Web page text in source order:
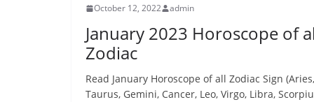
October 12, 2022 admin
January 2023 Horoscope of
Zodiac
Read January Horoscope of all Zodiac Sign (Aries,
Taurus, Gemini, Cancer, Leo, Virgo, Libra,